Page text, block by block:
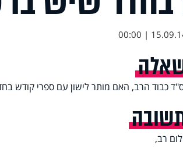
15.09.14 |
כבוד הרב, האם מותר לישון עם ספרי קודש
רב,